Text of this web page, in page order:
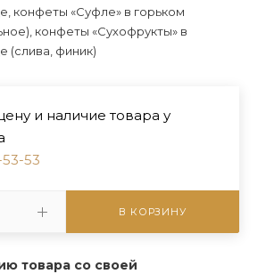
конфеты «Суфле» в горьком
конфеты «Сухофрукты» в
(слива, финик)
и наличие товара у
53
В КОРЗИНУ
товара со своей